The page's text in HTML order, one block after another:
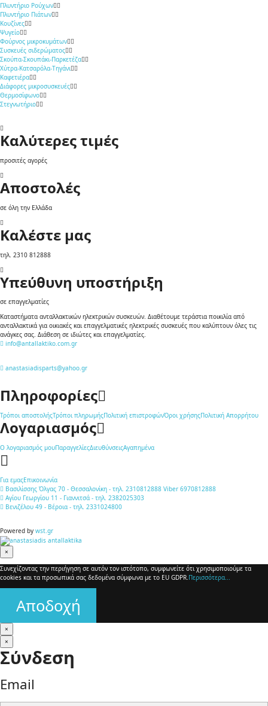
Πλυντήριο Ρούχων
Πλυντήριο Πιάτων
Κουζίνες
Ψυγείο
Φούρνος μικροκυμάτων
Συσκευές σιδερώματος
Σκούπα-Σκουπάκι-Παρκετέζα
Χύτρα-Κατσαρόλα-Τηγάνι
Καφετιέρα
Διάφορες μικροσυσκευές
Θερμοσίφωνο
Στεγνωτήριο
Καλύτερες τιμές
προσιτές αγορές
Αποστολές
σε όλη την Ελλάδα
Καλέστε μας
τηλ. 2310 812888
Υπεύθυνη υποστήριξη
σε επαγγελματίες
Καταστήματα ανταλλακτικών ηλεκτρικών συσκευών. Διαθέτουμε τεράστια ποικιλία από
ανταλλακτικά για οικιακές και επαγγελματικές ηλεκτρικές συσκευές που καλύπτουν όλες τις
ανάγκες σας. Διάθεση σε ιδιώτες και επαγγελματίες.
info@antallaktiko.com.gr
anastasiadisparts@yahoo.gr
Πληροφορίες
Τρόποι αποστολήςΤρόποι πληρωμήςΠολιτική επιστροφώνΌροι χρήσηςΠολιτική Απορρήτου
Λογαριασμός
Ο λογαριασμός μουΠαραγγελίεςΔιευθύνσειςΑγαπημένα
Για εμαςΕπικοινωνία
Βασιλίσσης Όλγας 70 - Θεσσαλονίκη - τηλ. 2310812888 Viber 6970812888
Αγίου Γεωργίου 11 - Γιαννιτσά - τηλ. 2382025303
Βενιζέλου 49 - Βέροια - τηλ. 2331024800
Powered by wst.gr
×
Συνεχίζοντας την περιήγηση σε αυτόν τον ιστότοπο, συμφωνείτε ότι χρησιμοποιούμε τα
cookies και τα προσωπικά σας δεδομένα σύμφωνα με το EU GDPR. Περισσότερα...
Αποδοχή
×
×
Σύνδεση
Email